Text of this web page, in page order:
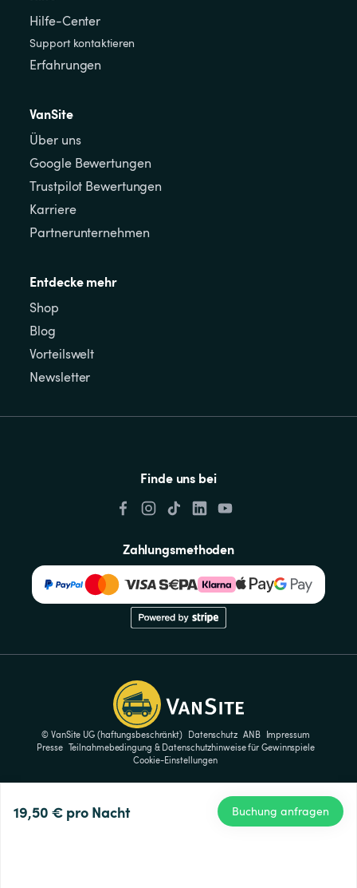
19,50 € pro Nacht Buchung anfragen
Hilfe-Center
Support kontaktieren
Erfahrungen
VanSite
Über uns
Google Bewertungen
Trustpilot Bewertungen
Karriere
Partnerunternehmen
Entdecke mehr
Shop
Blog
Vorteilswelt
Newsletter
Finde uns bei
Zahlungsmethoden
© VanSite UG (haftungsbeschränkt) Datenschutz ANB
Impressum
Presse Teilnahmebedingung & Datenschutzhinweise für Gewinnspiele
Cookie-Einstellungen